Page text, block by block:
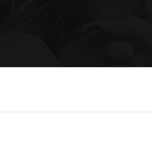
OP AFSPRAAK!